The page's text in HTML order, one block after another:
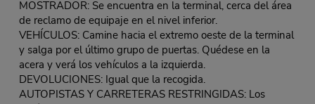
MOSTRADOR: Se encuentra en la terminal, cerca del área
de reclamo de equipaje en el nivel inferior.
VEHÍCULOS: Camine hacia el extremo oeste de la terminal
y salga por el último grupo de puertas. Quédese en la
acera y verá los vehículos a la izquierda.
DEVOLUCIONES: Igual que la recogida.
AUTOPISTAS Y CARRETERAS RESTRINGIDAS: Los